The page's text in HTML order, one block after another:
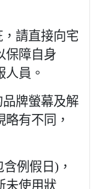
請直接向宅
保障自身
員。
牌螢幕及解
有不同，
例假日)，
未使用狀